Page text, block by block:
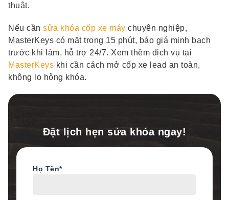
thuật.
Nếu cần sửa khóa cốp xe máy chuyên nghiệp,
MasterKeys có mặt trong 15 phút, báo giá minh bạch
trước khi làm, hỗ trợ 24/7. Xem thêm dịch vụ tại
MasterKeys khi cần cách mở cốp xe lead an toàn,
không lo hỏng khóa.
Đặt lịch hẹn sửa khóa ngay!
Họ Tên*